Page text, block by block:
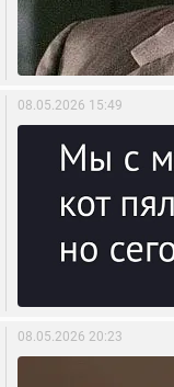
08.05.2026 15:49
08.05.2026 20:23